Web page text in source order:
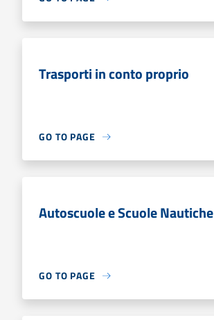
Trasporti in conto proprio
GO TO PAGE
Autoscuole e Scuole Nautiche
GO TO PAGE